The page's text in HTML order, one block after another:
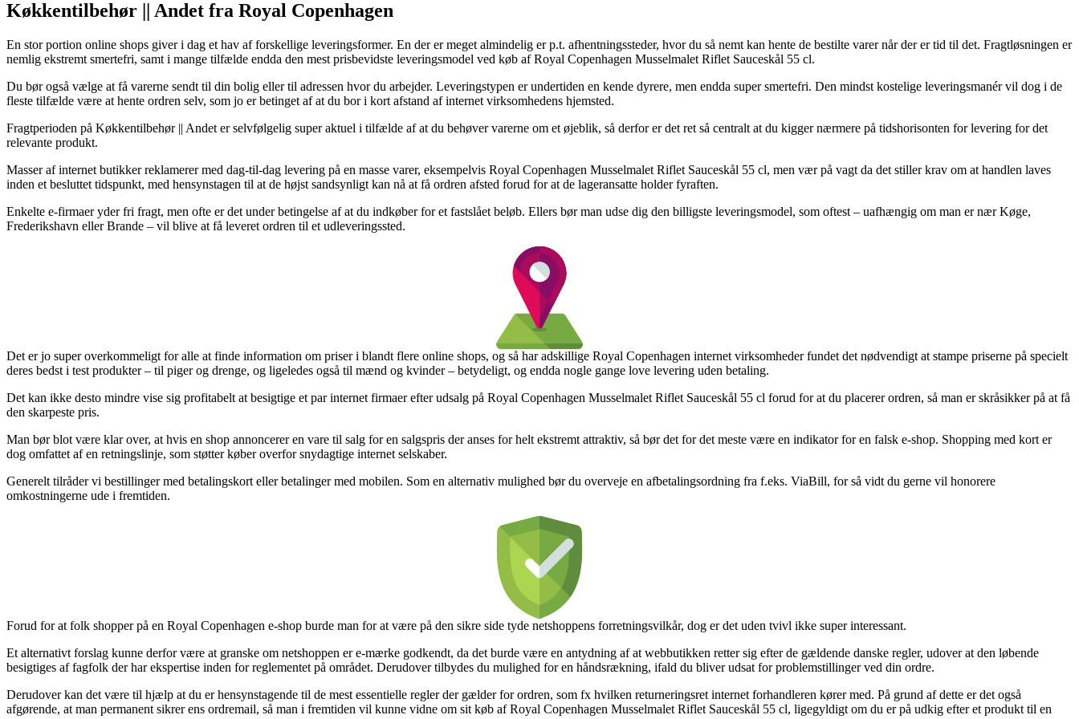
Køkkentilbehør || Andet fra Royal Copenhagen
En stor portion online shops giver i dag et hav af forskellige leveringsformer. En der er meget almindelig er p.t. afhentningssteder, hvor du så nemt kan hente de bestilte varer når der er tid til det. Fragtløsningen er
nemlig ekstremt smertefri, samt i mange tilfælde endda den mest prisbevidste leveringsmodel ved køb af Royal Copenhagen Musselmalet Riflet Sauceskål 55 cl.
Du bør også vælge at få varerne sendt til din bolig eller til adressen hvor du arbejder. Leveringstypen er undertiden en kende dyrere, men endda super smertefri. Den mindst kostelige leveringsmanér vil dog i de
fleste tilfælde være at hente ordren selv, som jo er betinget af at du bor i kort afstand af internet virksomhedens hjemsted.
Fragtperioden på Køkkentilbehør || Andet er selvfølgelig super aktuel i tilfælde af at du behøver varerne om et øjeblik, så derfor er det ret så centralt at du kigger nærmere på tidshorisonten for levering for det
relevante produkt.
Masser af internet butikker reklamerer med dag-til-dag levering på en masse varer, eksempelvis Royal Copenhagen Musselmalet Riflet Sauceskål 55 cl, men vær på vagt da det stiller krav om at handlen laves
inden et besluttet tidspunkt, med hensynstagen til at de højst sandsynligt kan nå at få ordren afsted forud for at de lageransatte holder fyraften.
Enkelte e-firmaer yder fri fragt, men ofte er det under betingelse af at du indkøber for et fastslået beløb. Ellers bør man udse dig den billigste leveringsmodel, som oftest – uafhængig om man er nær Køge,
Frederikshavn eller Brande – vil blive at få leveret ordren til et udleveringssted.
Det er jo super overkommeligt for alle at finde information om priser i blandt flere online shops, og så har adskillige Royal Copenhagen internet virksomheder fundet det nødvendigt at stampe priserne på specielt
deres bedst i test produkter – til piger og drenge, og ligeledes også til mænd og kvinder – betydeligt, og endda nogle gange love levering uden betaling.
Det kan ikke desto mindre vise sig profitabelt at besigtige et par internet firmaer efter udsalg på Royal Copenhagen Musselmalet Riflet Sauceskål 55 cl forud for at du placerer ordren, så man er skråsikker på at få
den skarpeste pris.
Man bør blot være klar over, at hvis en shop annoncerer en vare til salg for en salgspris der anses for helt ekstremt attraktiv, så bør det for det meste være en indikator for en falsk e-shop. Shopping med kort er
dog omfattet af en retningslinje, som støtter køber overfor snydagtige internet selskaber.
Generelt tilråder vi bestillinger med betalingskort eller betalinger med mobilen. Som en alternativ mulighed bør du overveje en afbetalingsordning fra f.eks. ViaBill, for så vidt du gerne vil honorere
omkostningerne ude i fremtiden.
Forud for at folk shopper på en Royal Copenhagen e-shop burde man for at være på den sikre side tyde netshoppens forretningsvilkår, dog er det uden tvivl ikke super interessant.
Et alternativt forslag kunne derfor være at granske om netshoppen er e-mærke godkendt, da det burde være en antydning af at webbutikken retter sig efter de gældende danske regler, udover at den løbende
besigtiges af fagfolk der har ekspertise inden for reglementet på området. Derudover tilbydes du mulighed for en håndsrækning, ifald du bliver udsat for problemstillinger ved din ordre.
Derudover kan det være til hjælp at du er hensynstagende til de mest essentielle regler der gælder for ordren, som fx hvilken returneringsret internet forhandleren kører med. På grund af dette er det også
afgørende, at man permanent sikrer ens ordremail, så man i fremtiden vil kunne vidne om sit køb af Royal Copenhagen Musselmalet Riflet Sauceskål 55 cl, ligegyldigt om du er på udkig efter et produkt til en